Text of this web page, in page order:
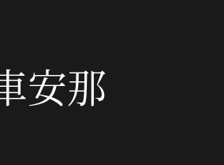
安那